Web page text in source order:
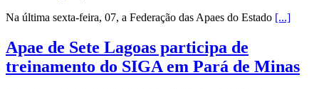
Na última sexta-feira, 07, a Federação das Apaes do Estado [...]
Apae de Sete Lagoas participa de
treinamento do SIGA em Pará de Minas